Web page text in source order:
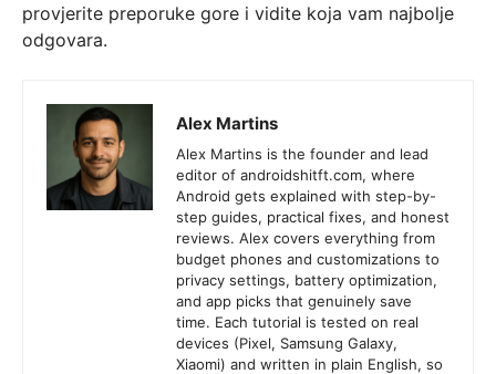
provjerite preporuke gore i vidite koja vam najbolje
odgovara.
Alex Martins
Alex Martins is the founder and lead
editor of androidshitft.com, where
Android gets explained with step-by-
step guides, practical fixes, and honest
reviews. Alex covers everything from
budget phones and customizations to
privacy settings, battery optimization,
and app picks that genuinely save
time. Each tutorial is tested on real
devices (Pixel, Samsung Galaxy,
Xiaomi) and written in plain English, so